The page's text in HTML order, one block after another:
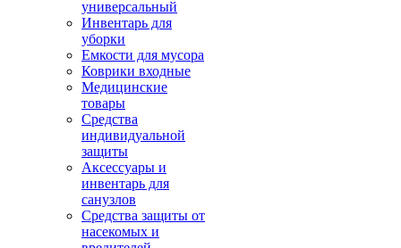
универсальный
Инвентарь для
уборки
Емкости для мусора
Коврики входные
Медицинские
товары
Средства
индивидуальной
защиты
Аксессуары и
инвентарь для
санузлов
Средства защиты от
насекомых и